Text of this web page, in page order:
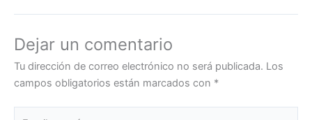
Dejar un comentario
Tu dirección de correo electrónico no será publicada. Los
campos obligatorios están marcados con *